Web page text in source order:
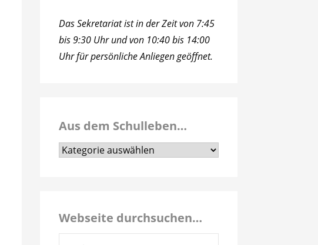
Das Sekretariat ist in der Zeit von 7:45
bis 9:30 Uhr und von 10:40 bis 14:00
Uhr für persönliche Anliegen geöffnet.
Aus dem Schulleben…
Aus
Webseite durchsuchen…